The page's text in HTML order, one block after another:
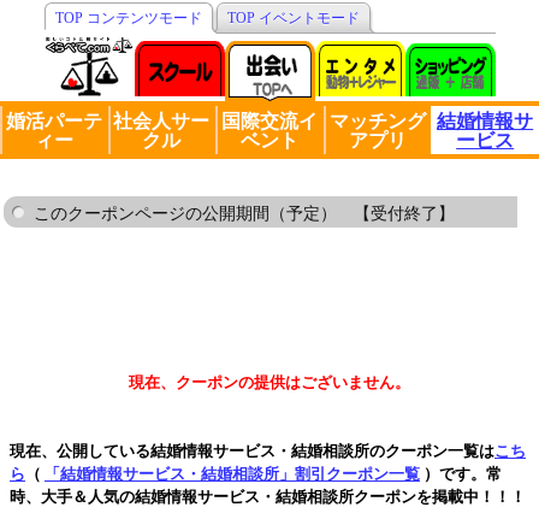
TOP コンテンツモード TOP イベントモード
婚活パーテ
ィー
社会人サー
クル
国際交流イ
ベント
マッチング
アプリ
結婚情報サ
ービス
このクーポンページの公開期間（予定） 【受付終了】
現在、クーポンの提供はございません。
現在、公開している結婚情報サービス・結婚相談所のクーポン一覧はこち
ら （ 「結婚情報サービス・結婚相談所」割引クーポン一覧 ）です。常
時、大手＆人気の結婚情報サービス・結婚相談所クーポンを掲載中！！！